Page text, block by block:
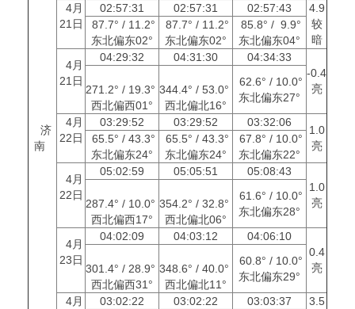
济
南
4月
21日
02:57:31 02:57:31 02:57:43
4.9
较
暗
87.7° / 11.2°
东北偏东02°
87.7° / 11.2°
东北偏东02°
85.8° / 9.9°
东北偏东04°
4月
21日
04:29:32 04:31:30
04:34:33
-0.4
亮
271.2° / 19.3°
西北偏西01°
344.4° / 53.0°
西北偏北16°
62.6° / 10.0°
东北偏东27°
4月
22日
03:29:52 03:29:52 03:32:06
1.0
亮
65.5° / 43.3°
东北偏东24°
65.5° / 43.3°
东北偏东24°
67.8° / 10.0°
东北偏东22°
4月
22日
05:02:59 05:05:51
05:08:43
1.0
亮
287.4° / 10.0°
西北偏西17°
354.2° / 32.8°
西北偏北06°
61.6° / 10.0°
东北偏东28°
4月
23日
04:02:09 04:03:12
04:06:10
0.4
亮
301.4° / 28.9°
西北偏西31°
348.6° / 40.0°
西北偏北11°
60.8° / 10.0°
东北偏东29°
4月
03:02:22 03:02:22 03:03:37
3.5